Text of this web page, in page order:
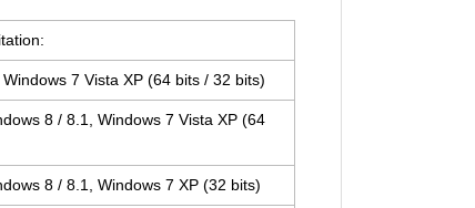
7 Vista XP (64 bits / 32 bits)
8 / 8.1, Windows 7 Vista XP (64
8 / 8.1, Windows 7 XP (32 bits)